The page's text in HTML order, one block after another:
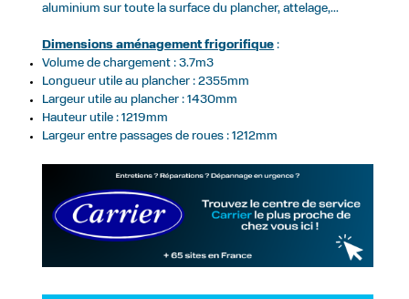
aluminium sur toute la surface du plancher, attelage,...
Dimensions aménagement frigorifique :
Volume de chargement : 3.7m3
Longueur utile au plancher : 2355mm
Largeur utile au plancher : 1430mm
Hauteur utile : 1219mm
Largeur entre passages de roues : 1212mm